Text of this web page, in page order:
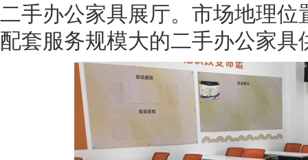
二手办公家具展厅。市场地理
配套服务规模大的二手办公家具